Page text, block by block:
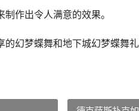
作出令人满意的效果。
幻梦蝶舞和地下城幻梦蝶舞